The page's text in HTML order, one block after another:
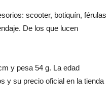
scooter, botiquín, férulas
De los que lucen
y pesa 54 g. La edad
y su precio oficial en la tienda